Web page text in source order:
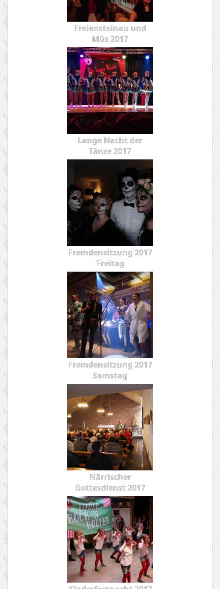
Freiensteinau und
Müs 2017
Lange Nacht der
Tänze 2017
Fremdensitzung 2017
Freitag
Fremdensitzung 2017
Samstag
Närrischer
Gottesdienst 2017